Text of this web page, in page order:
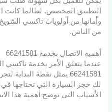
التطبيق المخصص. لطالما كانت
وأمانها من أولويات تاكسي
من الناس.
أهمية الاتصال بخدمة 66241581
عندما يتعلق الأمر بخدمة تاكسي
66241581 يمثل نقطة
لك حجز السيارة التي تحتاجها
الأسباب التي توضح أهمية هذا